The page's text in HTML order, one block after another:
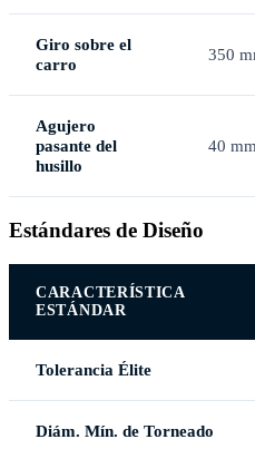
Giro sobre el
carro
350
Agujero
pasante del
husillo
40 mm
Estándares de Diseño
CARACTERÍSTICA
ESTÁNDAR
Tolerancia Élite
Diám. Mín. de Torneado